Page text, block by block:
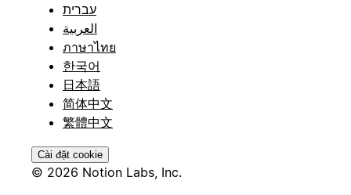
עברית
العربية
ภาษาไทย
한국어
日本語
简体中文
繁體中文
Cài đặt cookie
© 2026 Notion Labs, Inc.